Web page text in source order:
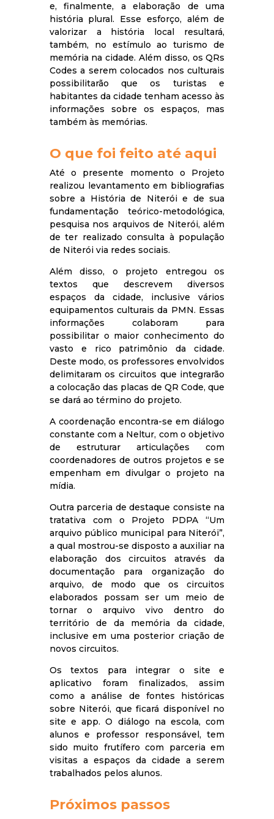
e, finalmente, a elaboração de uma
história plural. Esse esforço, além de
valorizar a história local resultará,
também, no estímulo ao turismo de
memória na cidade. Além disso, os QRs
Codes a serem colocados nos culturais
possibilitarão que os turistas e
habitantes da cidade tenham acesso às
informações sobre os espaços, mas
também às memórias.
O que foi feito até aqui
Até o presente momento o Projeto
realizou levantamento em bibliografias
sobre a História de Niterói e de sua
fundamentação teórico-metodológica,
pesquisa nos arquivos de Niterói, além
de ter realizado consulta à população
de Niterói via redes sociais.
Além disso, o projeto entregou os
textos que descrevem diversos
espaços da cidade, inclusive vários
equipamentos culturais da PMN. Essas
informações colaboram para
possibilitar o maior conhecimento do
vasto e rico patrimônio da cidade.
Deste modo, os professores envolvidos
delimitaram os circuitos que integrarão
a colocação das placas de QR Code, que
se dará ao término do projeto.
A coordenação encontra-se em diálogo
constante com a Neltur, com o objetivo
de estruturar articulações com
coordenadores de outros projetos e se
empenham em divulgar o projeto na
mídia.
Outra parceria de destaque consiste na
tratativa com o Projeto PDPA “Um
arquivo público municipal para Niterói”,
a qual mostrou-se disposto a auxiliar na
elaboração dos circuitos através da
documentação para organização do
arquivo, de modo que os circuitos
elaborados possam ser um meio de
tornar o arquivo vivo dentro do
território de da memória da cidade,
inclusive em uma posterior criação de
novos circuitos.
Os textos para integrar o site e
aplicativo foram finalizados, assim
como a análise de fontes históricas
sobre Niterói, que ficará disponível no
site e app. O diálogo na escola, com
alunos e professor responsável, tem
sido muito frutífero com parceria em
visitas a espaços da cidade a serem
trabalhados pelos alunos.
Próximos passos